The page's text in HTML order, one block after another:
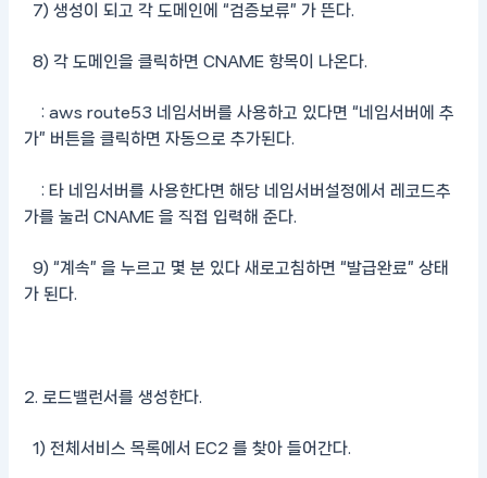
7) 생성이 되고 각 도메인에 “검증보류” 가 뜬다.
8) 각 도메인을 클릭하면 CNAME 항목이 나온다.
: aws route53 네임서버를 사용하고 있다면 “네임서버에 추
가” 버튼을 클릭하면 자동으로 추가된다.
: 타 네임서버를 사용한다면 해당 네임서버설정에서 레코드추
가를 눌러 CNAME 을 직접 입력해 준다.
9) “계속” 을 누르고 몇 분 있다 새로고침하면 “발급완료” 상태
가 된다.
2. 로드밸런서를 생성한다.
1) 전체서비스 목록에서 EC2 를 찾아 들어간다.